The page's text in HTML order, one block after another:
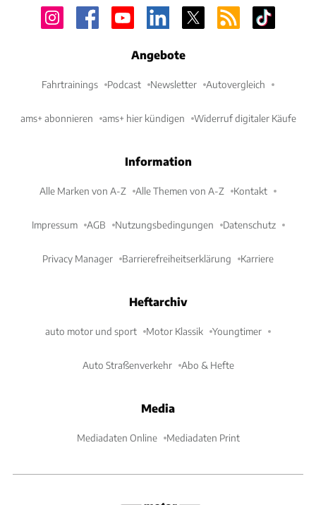
Angebote
Fahrtrainings Podcast Newsletter Autovergleich
ams+ abonnieren ams+ hier kündigen Widerruf digitaler Käufe
Information
Alle Marken von A-Z Alle Themen von A-Z Kontakt
Impressum AGB Nutzungsbedingungen Datenschutz
Privacy Manager Barrierefreiheitserklärung Karriere
Heftarchiv
auto motor und sport Motor Klassik Youngtimer
Auto Straßenverkehr Abo & Hefte
Media
Mediadaten Online Mediadaten Print